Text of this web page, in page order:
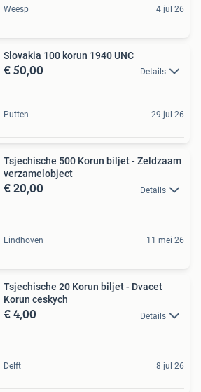
Weesp 4 jul 26
Slovakia 100 korun 1940 UNC
€ 50,00 Details
Putten 29 jul 26
Tsjechische 500 Korun biljet - Zeldzaam
verzamelobject
€ 20,00 Details
Eindhoven 11 mei 26
Tsjechische 20 Korun biljet - Dvacet
Korun ceskych
€ 4,00 Details
Delft 8 jul 26